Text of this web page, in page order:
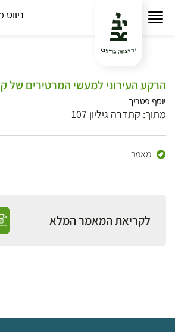
הרקע העירוני למעשי המרטירים של
יוסף פטריך
מתוך: קתדרה גיליון 107
מאמר
לקריאת המאמר המלא